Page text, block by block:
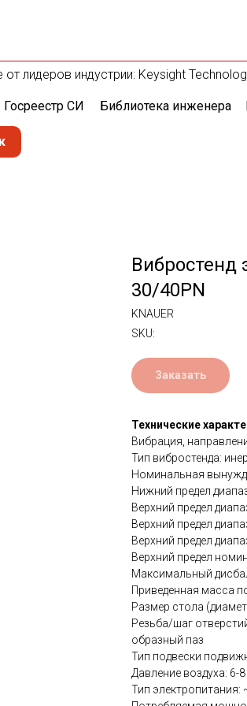
лидеров индустрии: Keysight
Госреестр СИ Библиотека инженера
Вибростенд
30/40PN
KNAUER
SKU:
Заказать
Технические
Вибрация,
Тип вибростенда:
Номинальная
Нижний предел
Верхний предел
Верхний предел
Верхний предел
Верхний предел
Максимальный
Приведенная масса
Размер стола
Резьба/шаг
образный паз
Тип подвески
Давление воздуха: 6-
Тип электропитания: